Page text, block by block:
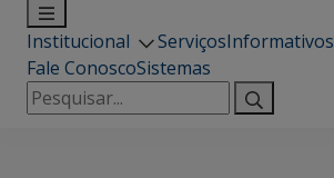
Institucional ServiçosInformativos
Fale ConoscoSistemas
Pesquisar
por: